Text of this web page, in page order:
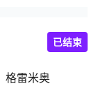
格雷米奥
已结束